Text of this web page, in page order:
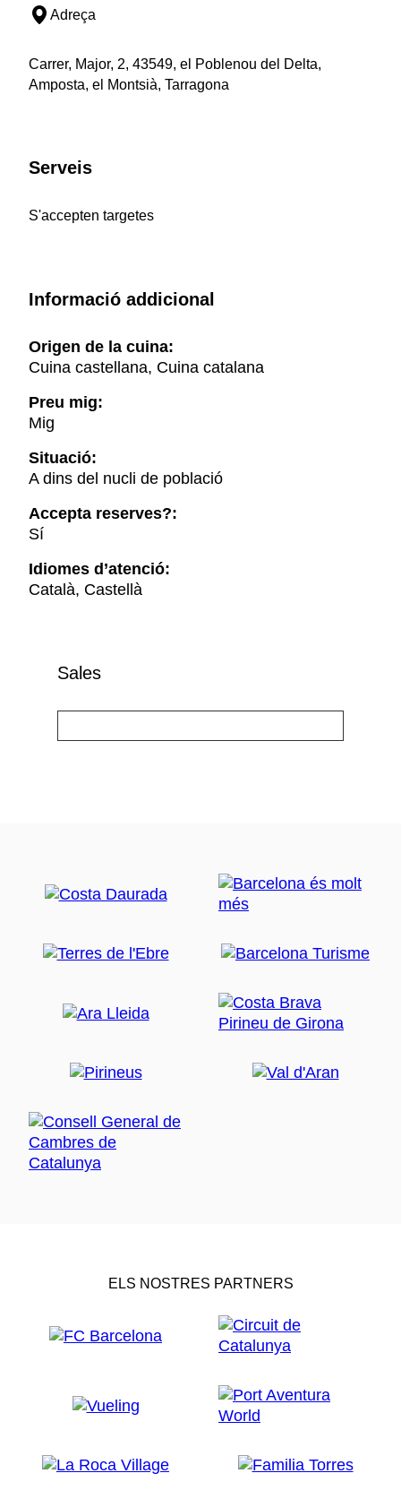
Adreça
Carrer, Major, 2, 43549, el Poblenou del Delta,
Amposta, el Montsià, Tarragona
Serveis
S'accepten targetes
Informació addicional
Origen de la cuina:
Cuina castellana, Cuina catalana
Preu mig:
Mig
Situació:
A dins del nucli de població
Accepta reserves?:
Sí
Idiomes d’atenció:
Català, Castellà
Sales
ELS NOSTRES PARTNERS